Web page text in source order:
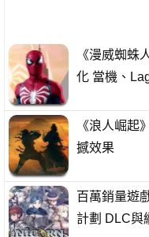
《漫威蜘蛛
化 當機、
《浪人崛起
撼效果
百萬銷量遊
計劃 DLC與